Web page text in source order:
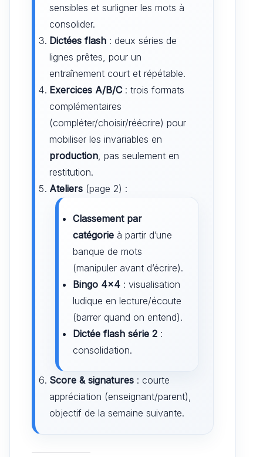
sensibles et surligner les mots à
consolider.
Dictées flash : deux séries de
lignes prêtes, pour un
entraînement court et répétable.
Exercices A/B/C: trois formats
complémentaires
(compléter/choisir/réécrire) pour
mobiliser les invariables en
production, pas seulement en
restitution.
Ateliers (page 2) :
Classement par
catégorie à partir d’une
banque de mots
(manipuler avant d’écrire).
Bingo 4×4 : visualisation
ludique en lecture/écoute
(barrer quand on entend).
Dictée flash série 2 :
consolidation.
Score & signatures : courte
appréciation (enseignant/parent),
objectif de la semaine suivante.